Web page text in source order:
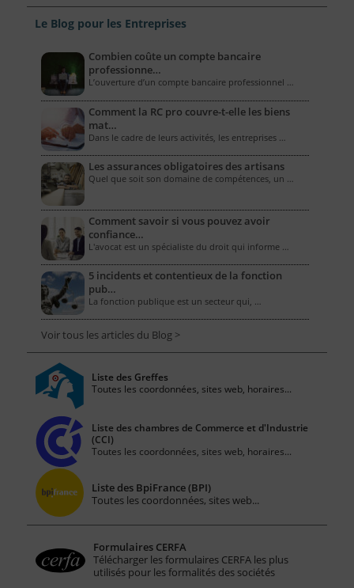
Le Blog pour les Entreprises
Combien coûte un compte bancaire
professionne…
L’ouverture d’un compte bancaire professionnel …
Comment la RC pro couvre-t-elle les biens
mat…
Dans le cadre de leurs activités, les entreprises …
Les assurances obligatoires des artisans
Quel que soit son domaine de compétences, un …
Comment savoir si vous pouvez avoir
confiance…
L'avocat est un spécialiste du droit qui informe …
5 incidents et contentieux de la fonction
pub…
La fonction publique est un secteur qui, …
Voir tous les articles du Blog >
Liste des Greffes
Toutes les coordonnées, sites web, horaires...
Liste des chambres de Commerce et d'Industrie
(CCI)
Toutes les coordonnées, sites web, horaires...
Liste des BpiFrance (BPI)
Toutes les coordonnées, sites web...
Formulaires CERFA
Télécharger les formulaires CERFA les plus
utilisés pour les formalités des sociétés